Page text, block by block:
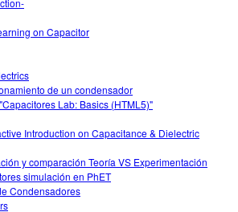
on Capacitor
de un condensador
Lab: Basics (HTML5)"
Introduction on Capacitance & Dielectric
y comparación Teoría VS Experimentación
simulación en PhET
Condensadores